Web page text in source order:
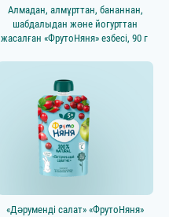
Алмадан, алмұрттан, бананнан,
шабдалыдан және йогурттан
жасалған «ФрутоНяня» езбесі, 90 г
«Дәруменді салат» «ФрутоНяня»